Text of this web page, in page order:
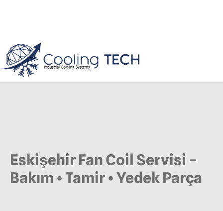
Eskişehir Fan Coil Servisi –
Bakım • Tamir • Yedek Parça